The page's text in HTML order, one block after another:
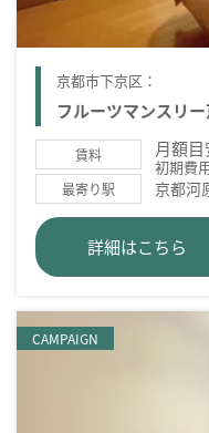
京都市下京区：
フルーツマンスリ
賃料 月額
初期費
最寄り駅 京都河
詳細はこちら
CAMPAIGN